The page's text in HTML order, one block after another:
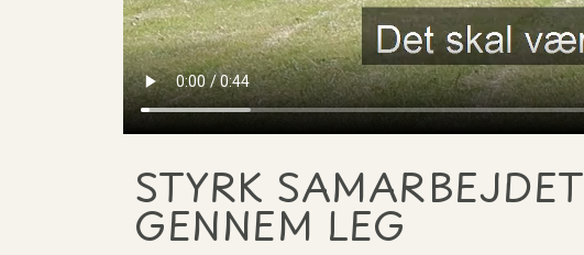
STYRK SAMARBEJDET
GENNEM LEG